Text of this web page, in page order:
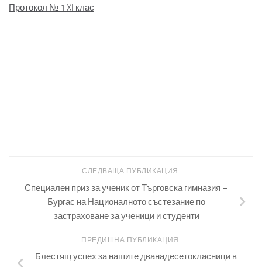
Протокол № 1 XI клас
СЛЕДВАЩА ПУБЛИКАЦИЯ
Специален приз за ученик от Търговска гимназия –
Бургас на Националното състезание по
застраховане за ученици и студенти
ПРЕДИШНА ПУБЛИКАЦИЯ
Блестящ успех за нашите дванадесетокласници в